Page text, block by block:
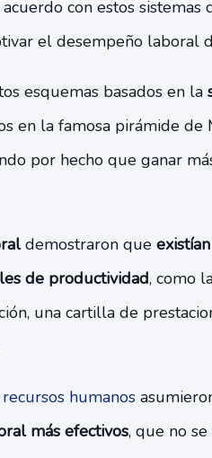
con estos sistemas
el desempeño laboral
esquemas basados en la
en la famosa pirámide de
por hecho que ganar
demostraron que
de productividad, como
una cartilla de
recursos humanos
más efectivos, que no